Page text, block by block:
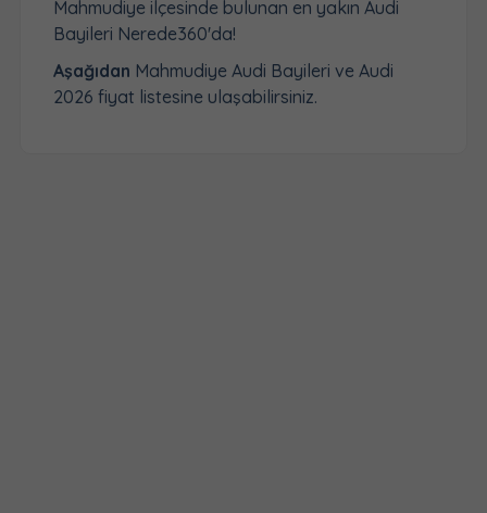
Mahmudiye ilçesinde bulunan en yakın Audi
Bayileri Nerede360'da!
Aşağıdan Mahmudiye Audi Bayileri ve Audi
2026 fiyat listesine ulaşabilirsiniz.